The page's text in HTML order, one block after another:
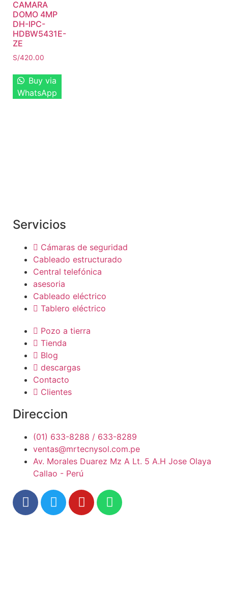
CAMARA
DOMO 4MP
DH-IPC-
HDBW5431E-
ZE
S/420.00
Buy via
WhatsApp
Servicios
Cámaras de seguridad
Cableado estructurado
Central telefónica
asesoria
Cableado eléctrico
Tablero eléctrico
Pozo a tierra
Tienda
Blog
descargas
Contacto
Clientes
Direccion
(01) 633-8288 / 633-8289
ventas@mrtecnysol.com.pe
Av. Morales Duarez Mz A Lt. 5 A.H Jose Olaya
Callao - Perú